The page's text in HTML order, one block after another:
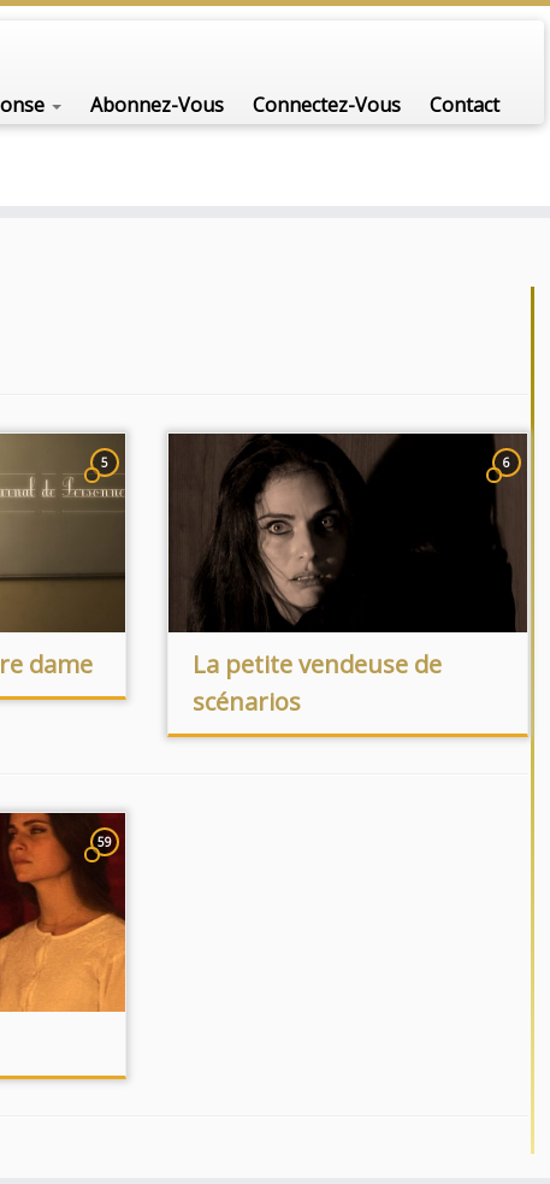
Abonnez-Vous Connectez-Vous Contact
5
dame
6
La petite vendeuse de
scénarios
59